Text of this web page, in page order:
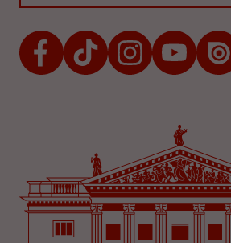
FacebookTikTokInstagramYoutubeIssuu